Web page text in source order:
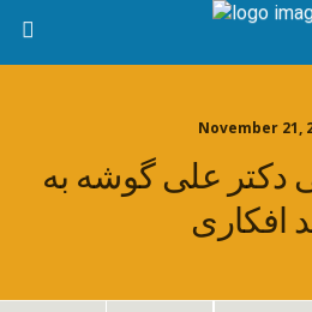
November 21,
دکتر علی گوشه به
افکاری